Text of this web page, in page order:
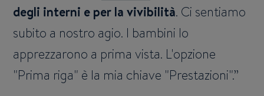
degli interni e per la vivibilità. Ci sentiamo
subito a nostro agio. I bambini lo
apprezzarono a prima vista. L'opzione
"Prima riga" è la mia chiave "Prestazioni".